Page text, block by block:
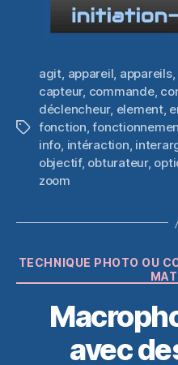
Étiquettes
agit, appareil, appareils,
capteur, commande,
déclencheur, element,
fonction,
info, intéraction,
objectif, obturateur,
zoom
TECHNIQUE PHOTO OU
avec